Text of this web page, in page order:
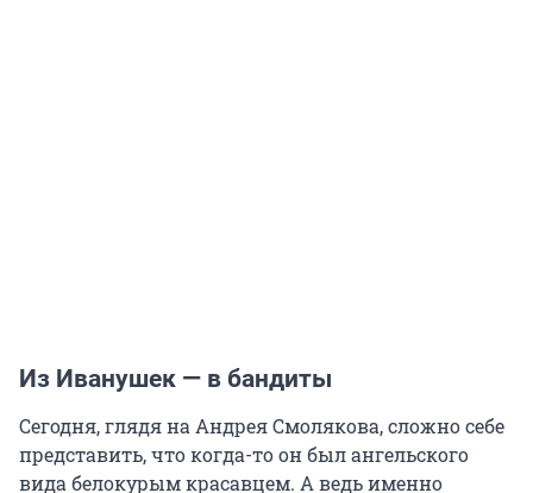
Из Иванушек — в бандиты
Сегодня, глядя на Андрея Смолякова, сложно себе
представить, что когда-то он был ангельского
вида белокурым красавцем. А ведь именно